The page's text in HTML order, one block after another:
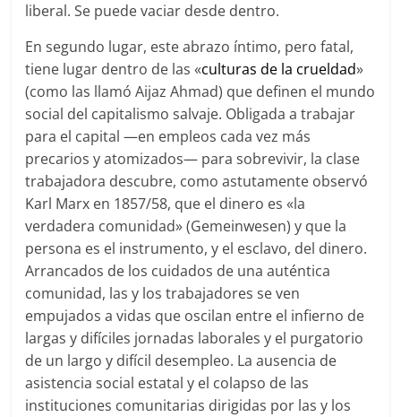
liberal. Se puede vaciar desde dentro.
En segundo lugar, este abrazo íntimo, pero fatal,
tiene lugar dentro de las «culturas de la crueldad»
(como las llamó Aijaz Ahmad) que definen el mundo
social del capitalismo salvaje. Obligada a trabajar
para el capital —en empleos cada vez más
precarios y atomizados— para sobrevivir, la clase
trabajadora descubre, como astutamente observó
Karl Marx en 1857/58, que el dinero es «la
verdadera comunidad» (Gemeinwesen) y que la
persona es el instrumento, y el esclavo, del dinero.
Arrancados de los cuidados de una auténtica
comunidad, las y los trabajadores se ven
empujados a vidas que oscilan entre el infierno de
largas y difíciles jornadas laborales y el purgatorio
de un largo y difícil desempleo. La ausencia de
asistencia social estatal y el colapso de las
instituciones comunitarias dirigidas por las y los